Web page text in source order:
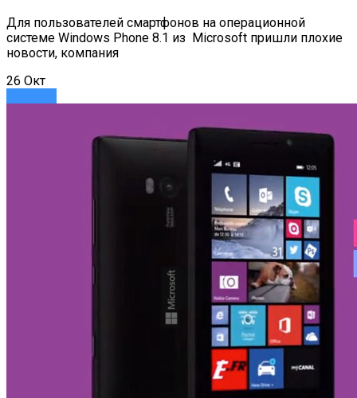
Для пользователей смартфонов на операционной
системе Windows Phone 8.1 из Microsoft пришли плохие
новости, компания
26 Окт